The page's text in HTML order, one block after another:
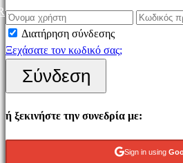
παιχνίδια
Παιχνίδια
παίξετε
δωρεάν
Διατήρηση σύνδεσης
Ξεχάσατε τον κωδικό σας;
Σύνδεση
ή ξεκινήστε την συνεδρία με:
Sign in using